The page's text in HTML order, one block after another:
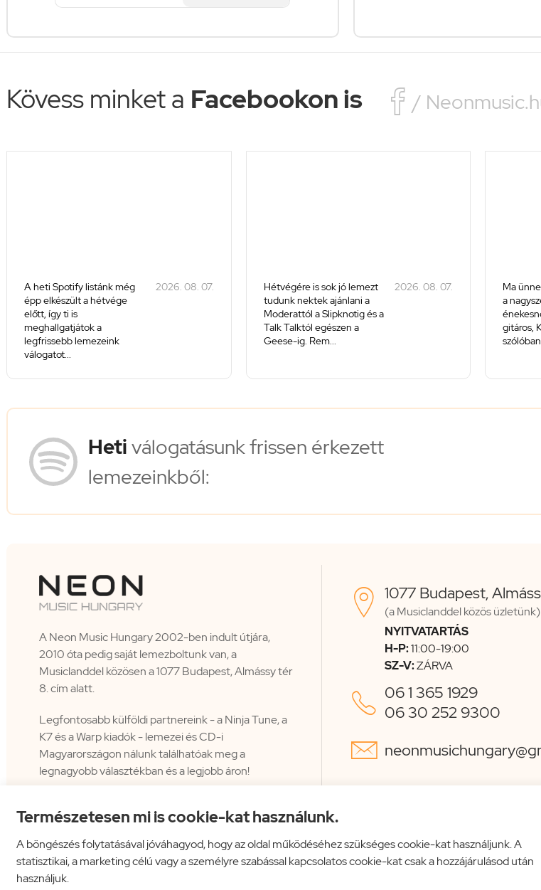
Természetesen mi is cookie-kat használunk.
A böngészés folytatásával jóváhagyod, hogy az oldal működéséhez szükséges cookie-kat használjunk. A
statisztikai, a marketing célú vagy a személyre szabással kapcsolatos cookie-kat csak a hozzájárulásod után
használjuk.
Kövess minket a Facebookon is  /
A heti Spotify listánk még
épp elkészült a hétvége
előtt, így ti is
meghallgatjátok a
legfrissebb lemezeink
válogatot...
2026. 08. 07.
Hétvégére is sok jó lemezt
tudunk nektek ajánlani a
Moderattól a Slipknotig és a
Talk Talktól egészen a
Geese-ig. Rem...
2026. 08. 07.
Ma
a
gitáros,
Hetiválogatásunk frissen érkezett
lemezeinkből:
A Neon Music Hungary 2002-ben indult útjára,
2010 óta pedig saját lemezboltunk van, a
Musiclanddel közösen a 1077 Budapest, Almássy tér
8. cím alatt.
Legfontosabb külföldi partnereink - a Ninja Tune, a
K7 és a Warp kiadók - lemezei és CD-i
Magyarországon nálunk találhatóak meg a
legnagyobb választékban és a legjobb áron!
 1077 Budapest,
(a Musiclanddel közös üzletünk)
NYITVATARTÁS
H-P:11:00-19:00
SZ-V:ZÁRVA
 06 1 365 1929
06 30 252 9300
